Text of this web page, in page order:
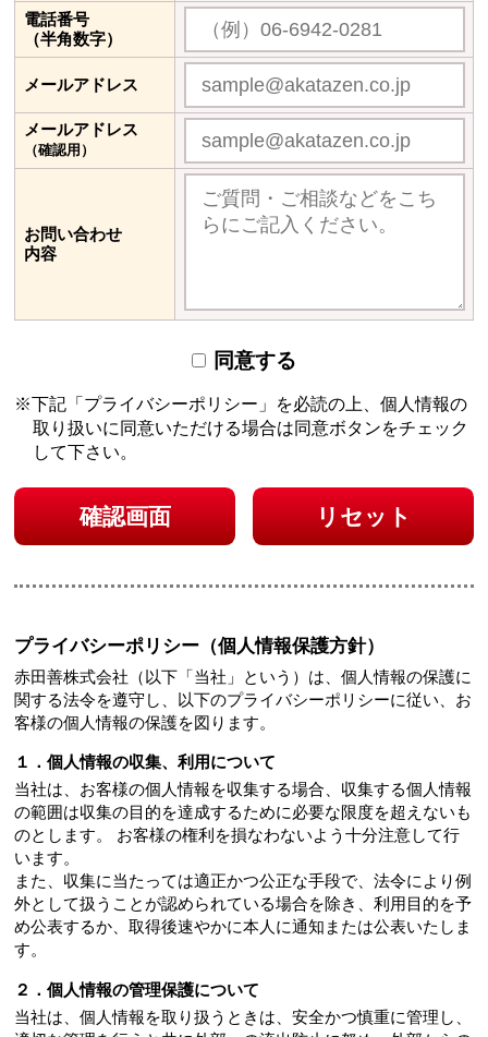
電話番号
（半角数字）
メールアドレス
メールアドレス
（確認用）
お問い合わせ
内容
同意する
下記「プライバシーポリシー」を必読の上、個人情報の
取り扱いに同意いただける場合は同意ボタンをチェック
して下さい。
確認画面 リセット
プライバシーポリシー（個人情報保護方針）
赤田善株式会社（以下「当社」という）は、個人情報の保護に
関する法令を遵守し、以下のプライバシーポリシーに従い、お
客様の個人情報の保護を図ります。
１．個人情報の収集、利用について
当社は、お客様の個人情報を収集する場合、収集する個人情報
の範囲は収集の目的を達成するために必要な限度を超えないも
のとします。 お客様の権利を損なわないよう十分注意して行
います。
また、収集に当たっては適正かつ公正な手段で、法令により例
外として扱うことが認められている場合を除き、利用目的を予
め公表するか、取得後速やかに本人に通知または公表いたしま
す。
２．個人情報の管理保護について
当社は、個人情報を取り扱うときは、安全かつ慎重に管理し、